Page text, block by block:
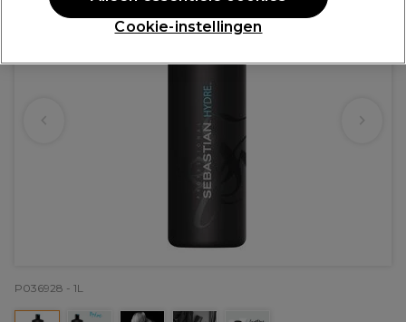
P036928 - 1L
Cookie-instellingen